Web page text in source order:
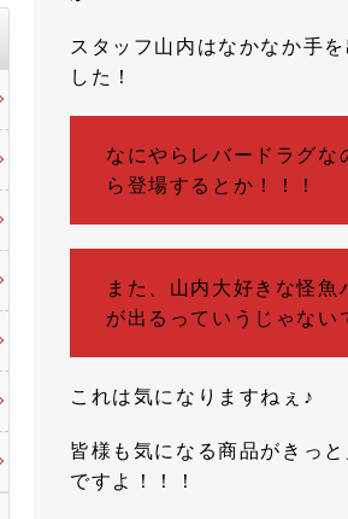
スタッフ山内はなかなか手
した！
なにやらレバードラグ
ら登場するとか！！！
また、山内大好きな怪
が出るっていうじゃない
これは気になりますねぇ♪
皆様も気になる商品がきっ
ですよ！！！